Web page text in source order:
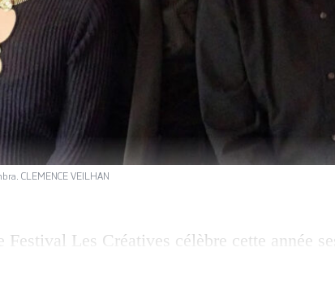
CLEMENCE VEILHAN
Festival Les Créatives célèbre cette année